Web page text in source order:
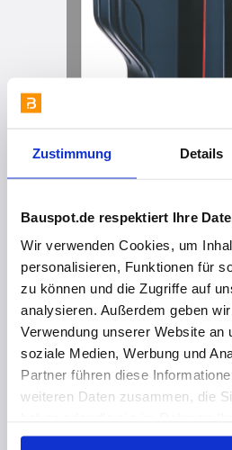
Zustimmung Details
Bauspot.de respektiert Ihre
Wir verwenden Cookies, um
personalisieren, Funktionen für
zu können und die Zugriffe auf
analysieren. Außerdem geben
Verwendung unserer Website an
soziale Medien, Werbung und
Partner führen diese
weiteren Daten zusammen, die
gesammelt haben. Hier finden
vor 2 Jahren
Beruhigter Zulauf für